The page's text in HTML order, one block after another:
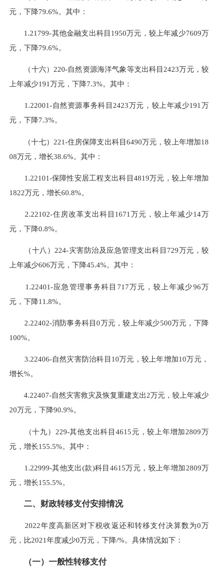
元，下降79.6%。其中：
1.21799-其他金融支出科目1950万元，较上年减少7609万
元，下降79.6%。
（十六）220-自然资源海洋气象等支出科目2423万元，较
上年减少191万元，下降7.3%。其中：
1.22001-自然资源事务科目2423万元，较上年减少191万
元，下降7.3%。
（十七）221-住房保障支出科目6490万元，较上年增加18
08万元，增长38.6%。其中：
1.22101-保障性安居工程支出科目4819万元，较上年增加
1822万元，增长60.8%。
2.22102-住房改革支出科目1671万元，较上年减少14万
元，下降0.8%。
（十八）224-灾害防治及应急管理支出科目729万元，较
上年减少606万元，下降45.4%。其中：
1.22401-应急管理事务科目717万元，较上年减少96万
元，下降11.8%。
2.22402-消防事务科目0万元，较上年减少500万元，下降
100%。
3.22406-自然灾害防治科目10万元，较上年增加10万元，
增长%。
4.22407-自然灾害救灾及恢复重建支出2万元，较上年减少
20万元，下降90.9%。
（十九）229-其他支出科目4615元，较上年增加2809万
元，增长155.5%。其中：
1.22999-其他支出(款)科目4615万元，较上年增加2809万
元，增长155.5%。
二、财政转移支付安排情况
2022年度高新区对下税收返还和转移支付决算数为0万
元，比2021年度减少0万元，下降/%。具体情况如下：
（一） 一般性转移支付